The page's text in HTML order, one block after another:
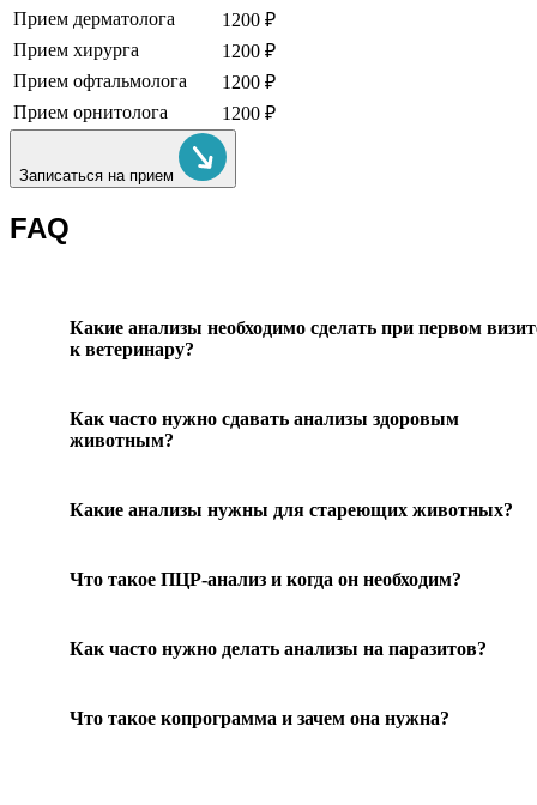
Прием дерматолога
1200 ₽
Прием хирурга
1200 ₽
Прием офтальмолога
1200 ₽
Прием орнитолога
1200 ₽
Записаться на прием
FAQ
Какие анализы необходимо сделать при первом
к ветеринару?
Как часто нужно сдавать анализы здоровым
животным?
Какие анализы нужны для стареющих животных?
Что такое ПЦР-анализ и когда он необходим?
Как часто нужно делать анализы на паразитов?
Что такое копрограмма и зачем она нужна?